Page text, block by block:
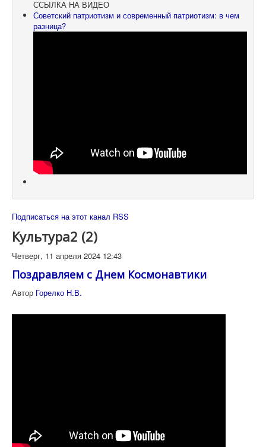
ССЫЛКА НА ВИДЕО
Советский патриотизм и современный патриотизм: в чем
разница?
Подписаться на этот канал RSS
Культура2 (2)
Четверг, 11 апреля 2024 12:43
Поздравляем с Днем Космонавтики
Автор Горелко Н.В.